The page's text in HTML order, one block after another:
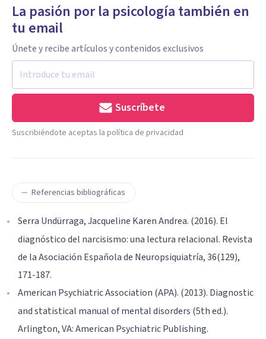
La pasión por la psicología también en
tu email
Únete y recibe artículos y contenidos exclusivos
Suscríbete
Suscribiéndote aceptas la política de privacidad
Referencias bibliográficas
Serra Undürraga, Jacqueline Karen Andrea. (2016). El
diagnóstico del narcisismo: una lectura relacional. Revista
de la Asociación Española de Neuropsiquiatría, 36(129),
171-187.
American Psychiatric Association (APA). (2013). Diagnostic
and statistical manual of mental disorders (5th ed.).
Arlington, VA: American Psychiatric Publishing.